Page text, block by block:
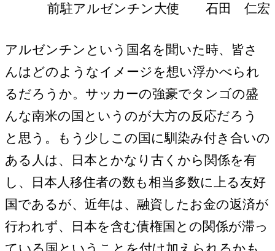
前駐アルゼンチン大使 石田 仁宏
アルゼンチンという国名を聞いた時、皆さ
んはどのようなイメージを想い浮かべられ
るだろうか。サッカーの強豪でタンゴの盛
んな南米の国というのが大方の反応だろう
と思う。もう少しこの国に馴染み付き合いの
ある人は、日本とかなり古くから関係を有
し、日本人移住者の数も相当多数に上る友好
国であるが、近年は、融資したお金の返済が
行われず、日本を含む債権国との関係が滞っ